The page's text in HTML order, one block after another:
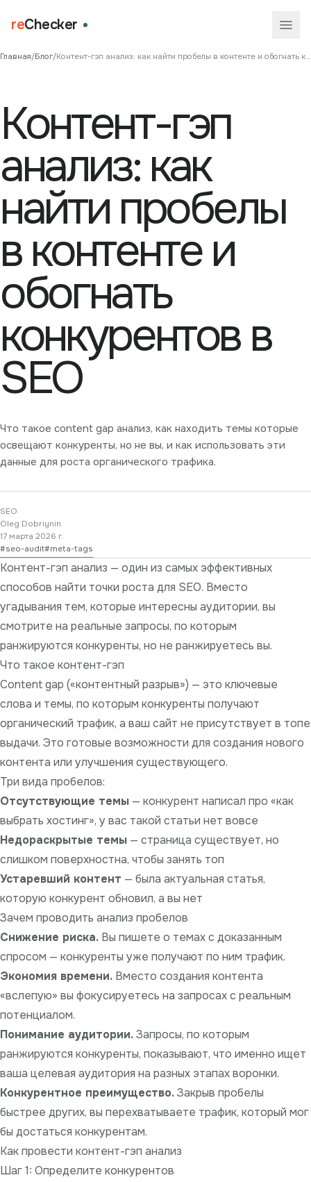
reChecker
Главная/Блог/ Контент-гэп анализ: как найти пробелы в контенте и обогнать конкурентов в SEO
Контент-гэп
анализ: как
найти пробелы
в контенте и
обогнать
конкурентов в
SEO
Что такое content gap анализ, как находить темы которые
освещают конкуренты, но не вы, и как использовать эти
данные для роста органического трафика.
SEO
Oleg Dobriynin
17 марта 2026 г.
#seo-audit#meta-tags
Контент-гэп анализ — один из самых эффективных
способов найти точки роста для SEO. Вместо
угадывания тем, которые интересны аудитории, вы
смотрите на реальные запросы, по которым
ранжируются конкуренты, но не ранжируетесь вы.
Что такое контент-гэп
Content gap («контентный разрыв») — это ключевые
слова и темы, по которым конкуренты получают
органический трафик, а ваш сайт не присутствует в топе
выдачи. Это готовые возможности для создания нового
контента или улучшения существующего.
Три вида пробелов:
Отсутствующие темы — конкурент написал про «как
выбрать хостинг», у вас такой статьи нет вовсе
Недораскрытые темы — страница существует, но
слишком поверхностна, чтобы занять топ
Устаревший контент — была актуальная статья,
которую конкурент обновил, а вы нет
Зачем проводить анализ пробелов
Снижение риска. Вы пишете о темах с доказанным
спросом — конкуренты уже получают по ним трафик.
Экономия времени. Вместо создания контента
«вслепую» вы фокусируетесь на запросах с реальным
потенциалом.
Понимание аудитории.Запросы, по которым
ранжируются конкуренты, показывают, что именно ищет
ваша целевая аудитория на разных этапах воронки.
Конкурентное преимущество.Закрыв пробелы
быстрее других, вы перехватываете трафик, который мог
бы достаться конкурентам.
Как провести контент-гэп анализ
Шаг 1: Определите конкурентов